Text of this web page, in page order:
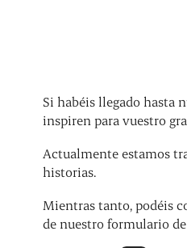
Si habéis llegado hasta
inspiren para vuestro
Actualmente estamos
historias.
Mientras tanto, podéis
de nuestro formulario